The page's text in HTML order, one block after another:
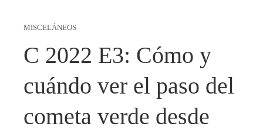
MISCELÁNEOS
C 2022 E3: Cómo y
cuándo ver el paso del
cometa verde desde